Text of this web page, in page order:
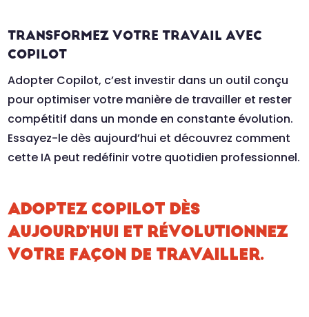
TRANSFORMEZ VOTRE TRAVAIL AVEC
COPILOT
Adopter Copilot, c’est investir dans un outil conçu
pour optimiser votre manière de travailler et rester
compétitif dans un monde en constante évolution.
Essayez-le dès aujourd’hui et découvrez comment
cette IA peut redéfinir votre quotidien professionnel.
ADOPTEZ COPILOT DÈS
AUJOURD’HUI ET RÉVOLUTIONNEZ
VOTRE FAÇON DE TRAVAILLER.